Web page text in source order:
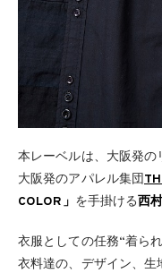
本レーベルは、大阪発の
大阪発のアパレル集団
COLOR」 を手掛ける西
衣服としての任務“着ら
衣料達の、デザイン、